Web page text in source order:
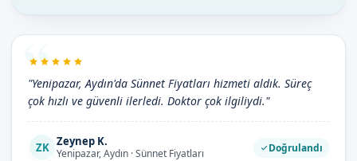
"Yenipazar, Aydın'da Sünnet Fiyatları hizmeti aldık. Süreç
çok hızlı ve güvenli ilerledi. Doktor çok ilgiliydi."
ZK Zeynep K.
Yenipazar, Aydın · Sünnet Fiyatları Doğrulandı